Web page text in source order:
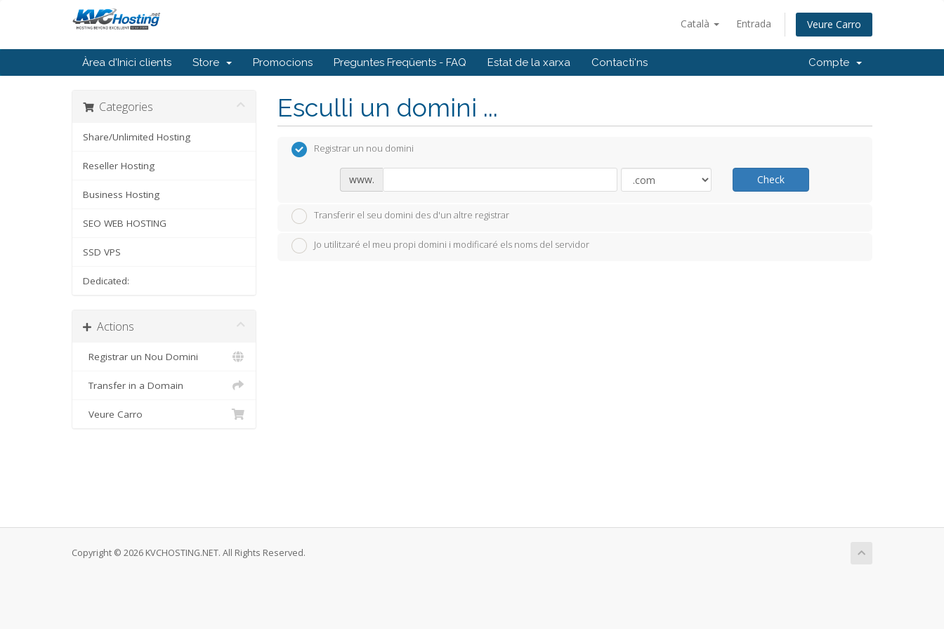
Català Entrada Veure Carro
Àrea d'Inici clients Store Promocions Preguntes Freqüents - FAQ Estat de la xarxa Contacti'ns Compte
Categories
Share/Unlimited Hosting
Reseller Hosting
Business Hosting
SEO WEB HOSTING
SSD VPS
Dedicated:
Actions
Registrar un Nou Domini
Transfer in a Domain
Veure Carro
Esculli un domini ...
Registrar un nou domini
www. Check
Transferir el seu domini des d'un altre registrar
Jo utilitzaré el meu propi domini i modificaré els noms del servidor
Copyright © 2026 KVCHOSTING.NET. All Rights Reserved.